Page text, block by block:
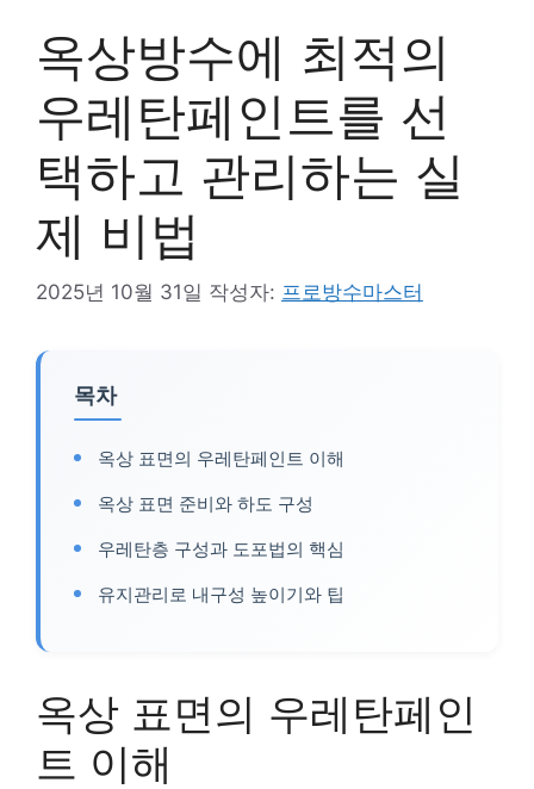
옥상방수에 최적의
우레탄페인트를 선
택하고 관리하는 실
제 비법
2025년 10월 31일 작성자: 프로방수마스터
목차
옥상 표면의 우레탄페인트 이해
옥상 표면 준비와 하도 구성
우레탄층 구성과 도포법의 핵심
유지관리로 내구성 높이기와 팁
옥상 표면의 우레탄페인
트 이해